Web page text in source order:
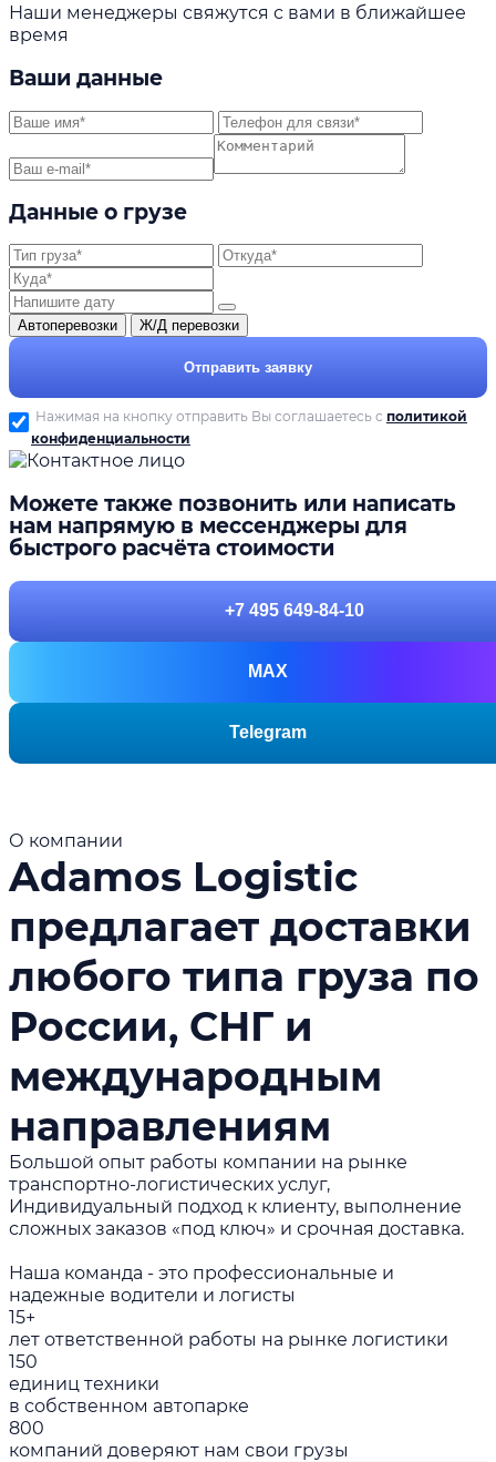
Наши менеджеры свяжутся с вами в ближайшее
время
Ваши данные
Данные о грузе
Автоперевозки Ж/Д перевозки
Отправить заявку
Нажимая на кнопку отправить Вы соглашаетесь с политикой
конфиденциальности
Можете также позвонить или написать
нам напрямую в мессенджеры для
быстрого расчёта стоимости
+7 495 649-84-10
MAX
Telegram
О компании
Adamos Logistic
предлагает доставки
любого типа груза по
России, СНГ и
международным
направлениям
Большой опыт работы компании на рынке
транспортно-логистических услуг,
Индивидуальный подход к клиенту, выполнение
сложных заказов «под ключ» и срочная доставка.
Наша команда - это профессиональные и
надежные водители и логисты
15+
лет ответственной работы на рынке логистики
150
единиц техники
в собственном автопарке
800
компаний доверяют нам свои грузы